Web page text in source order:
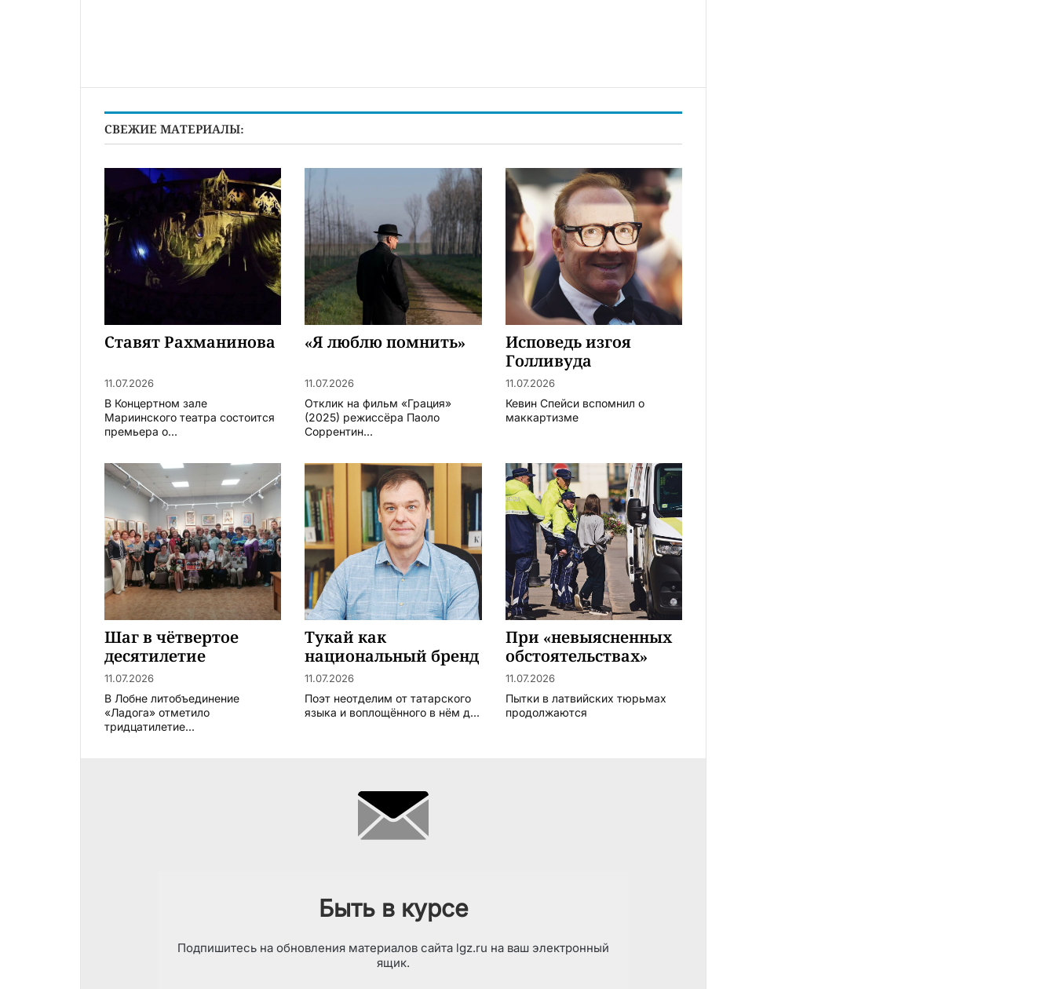
СВЕЖИЕ МАТЕРИАЛЫ:
Ставят Рахманинова
11.07.2026
В Концертном зале
Мариинского театра состоится
премьера о...
«Я люблю помнить»
11.07.2026
Отклик на фильм «Грация»
(2025) режиссёра Паоло
Соррентин...
Исповедь изгоя
Голливуда
11.07.2026
Кевин Спейси вспомнил о
маккартизме
Шаг в чётвертое
десятилетие
11.07.2026
В Лобне литобъединение
«Ладога» отметило
тридцатилетие...
Тукай как
национальный бренд
11.07.2026
Поэт неотделим от татарского
языка и воплощённого в нём д...
При «невыясненных
обстоятельствах»
11.07.2026
Пытки в латвийских тюрьмах
продолжаются
Быть в курсе
Подпишитесь на обновления материалов сайта lgz.ru на ваш электронный
ящик.